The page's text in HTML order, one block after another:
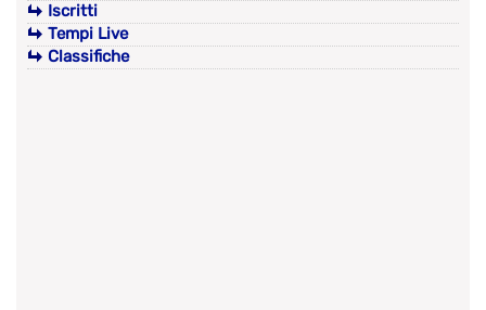
Iscritti
Tempi Live
Classifiche